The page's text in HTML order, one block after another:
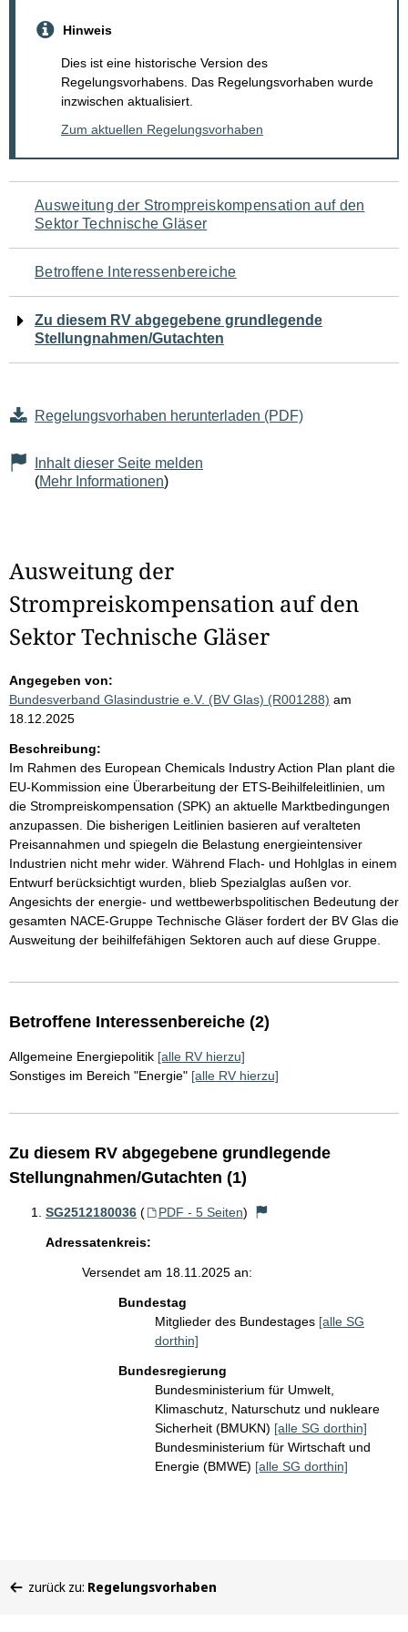
Hinweis
Dies ist eine historische Version des
Regelungsvorhabens. Das Regelungsvorhaben wurde
inzwischen aktualisiert.
Zum aktuellen Regelungsvorhaben
Navigation
für
den
Seiteninhalt
Ausweitung der Strompreiskompensation auf den
Sektor Technische Gläser
Betroffene Interessenbereiche
Zu diesem RV abgegebene grundlegende
Stellungnahmen/Gutachten
Regelungsvorhaben herunterladen (PDF)
Inhalt dieser Seite melden
(Mehr Informationen)
Ausweitung der
Strompreiskompensation auf den
Sektor Technische Gläser
Angegeben von:
Bundesverband Glasindustrie e.V. (BV Glas) (R001288) am
18.12.2025
Beschreibung:
Im Rahmen des European Chemicals Industry Action Plan plant die
EU-Kommission eine Überarbeitung der ETS-Beihilfeleitlinien, um
die Strompreiskompensation (SPK) an aktuelle Marktbedingungen
anzupassen. Die bisherigen Leitlinien basieren auf veralteten
Preisannahmen und spiegeln die Belastung energieintensiver
Industrien nicht mehr wider. Während Flach- und Hohlglas in einem
Entwurf berücksichtigt wurden, blieb Spezialglas außen vor.
Angesichts der energie- und wettbewerbspolitischen Bedeutung der
gesamten NACE-Gruppe Technische Gläser fordert der BV Glas die
Ausweitung der beihilfefähigen Sektoren auch auf diese Gruppe.
Betroffene Interessenbereiche (2)
Allgemeine Energiepolitik [alle RV hierzu]
Sonstiges im Bereich "Energie" [alle RV hierzu]
Zu diesem RV abgegebene grundlegende
Stellungnahmen/Gutachten (1)
SG2512180036 ( PDF - 5 Seiten)
Adressatenkreis:
Versendet am 18.11.2025 an:
Bundestag
Mitglieder des Bundestages [alle SG
dorthin]
Bundesregierung
Bundesministerium für Umwelt,
Klimaschutz, Naturschutz und nukleare
Sicherheit (BMUKN) [alle SG dorthin]
Bundesministerium für Wirtschaft und
Energie (BMWE) [alle SG dorthin]
befinden
zurück zu: Regelungsvorhaben